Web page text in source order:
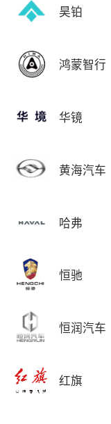
昊铂
鸿蒙智行
华镜
黄海汽车
哈弗
恒驰
恒润汽车
红旗